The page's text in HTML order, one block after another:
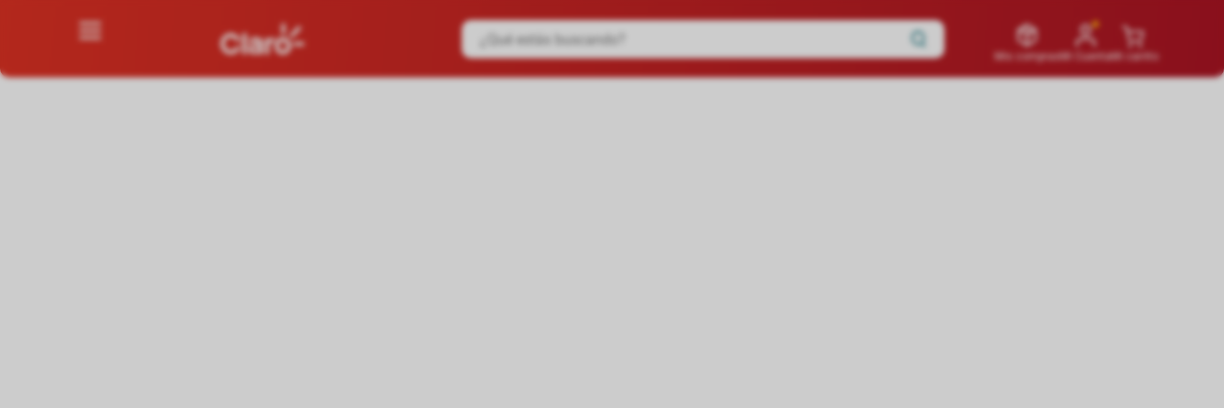
Mis comprasMi CuentaMi carrito